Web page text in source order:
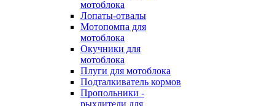
мотоблока
Лопаты-отвалы
Мотопомпа для
мотоблока
Окучники для
мотоблока
Плуги для мотоблока
Подталкиватель кормов
Пропольники -
рыхлители для